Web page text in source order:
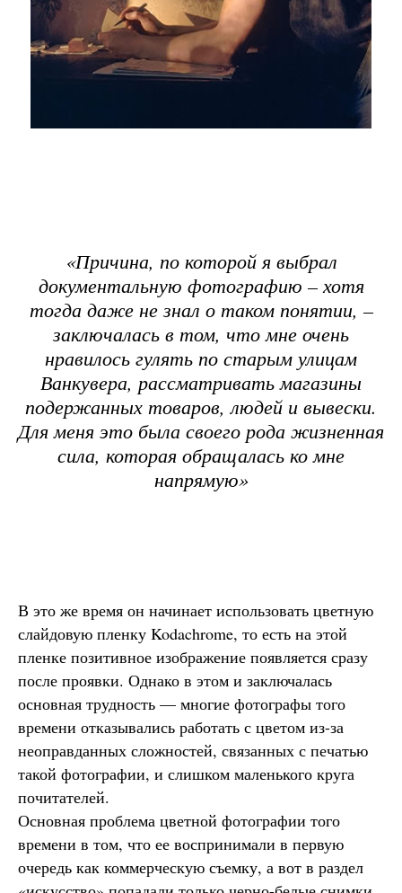
«Причина, по которой я выбрал
документальную фотографию – хотя
тогда даже не знал о таком понятии, –
заключалась в том, что мне очень
нравилось гулять по старым улицам
Ванкувера, рассматривать магазины
подержанных товаров, людей и вывески.
Для меня это была своего рода жизненная
сила, которая обращалась ко мне
напрямую»
В это же время он начинает использовать цветную
слайдовую пленку Kodachrome, то есть на этой
пленке позитивное изображение появляется сразу
после проявки. Однако в этом и заключалась
основная трудность — многие фотографы того
времени отказывались работать с цветом из-за
неоправданных сложностей, связанных с печатью
такой фотографии, и слишком маленького круга
почитателей.
Основная проблема цветной фотографии того
времени в том, что ее воспринимали в первую
очередь как коммерческую съемку, а вот в раздел